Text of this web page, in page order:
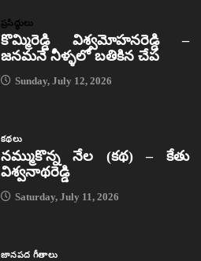
ప్రసిద్ధులు
కొమ్మిరెడ్డి విశ్వమోహనరెడ్డి –
జనమనే నీళ్ళలో బతికిన చేప
Sunday, July 12, 2026
కథలు
నమ్ముకొన్న నేల (కథ) – కేతు
విశ్వనాథరెడ్డి
Saturday, July 11, 2026
జానపద గీతాలు